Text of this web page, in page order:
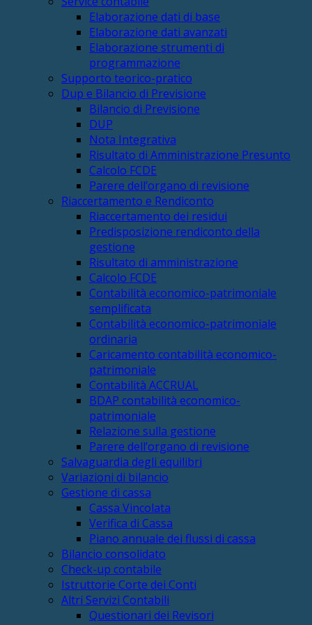
Elaborazione dati di base
Elaborazione dati avanzati
Elaborazione strumenti di
programmazione
Supporto teorico-pratico
Dup e Bilancio di Previsione
Bilancio di Previsione
DUP
Nota Integrativa
Risultato di Amministrazione Presunto
Calcolo FCDE
Parere dell’organo di revisione
Riaccertamento e Rendiconto
Riaccertamento dei residui
Predisposizione rendiconto della
gestione
Risultato di amministrazione
Calcolo FCDE
Contabilità economico-patrimoniale
semplificata
Contabilità economico-patrimoniale
ordinaria
Caricamento contabilità economico-
patrimoniale
Contabilità ACCRUAL
BDAP contabilità economico-
patrimoniale
Relazione sulla gestione
Parere dell’organo di revisione
Salvaguardia degli equilibri
Variazioni di bilancio
Gestione di cassa
Cassa Vincolata
Verifica di Cassa
Piano annuale dei flussi di cassa
Bilancio consolidato
Check-up contabile
Istruttorie Corte dei Conti
Altri Servizi Contabili
Questionari dei Revisori